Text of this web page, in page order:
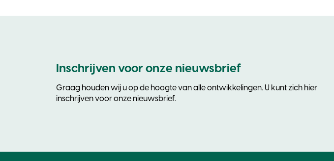
Inschrijven voor onze nieuwsbrief
Graag houden wij u op de hoogte van alle ontwikkelingen. U kunt zich hier
inschrijven voor onze nieuwsbrief.